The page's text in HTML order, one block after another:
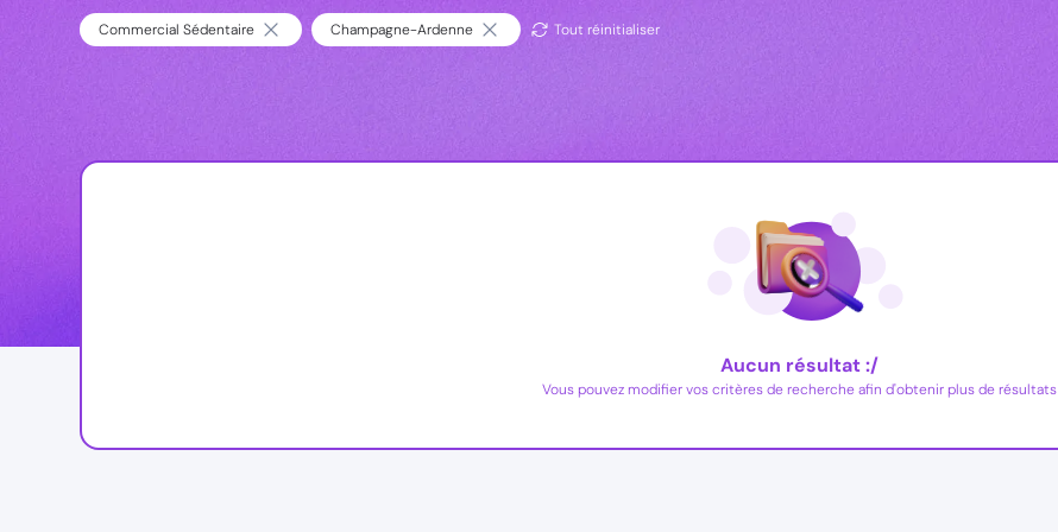
Commercial Sédentaire Champagne-Ardenne Tout réinitialiser
Aucun résultat :/
Vous pouvez modifier vos critères de recherche afin d'obtenir plus de résultats